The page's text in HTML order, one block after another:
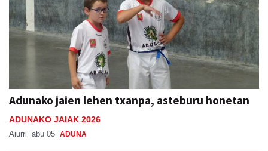
Adunako jaien lehen txanpa, asteburu honetan
ADUNAKO JAIAK 2026
Aiurri abu 05 ADUNA